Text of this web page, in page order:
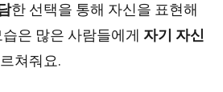
한 선택을 통해 자신을 표현해
은 많은 사람들에게 자기 자신
쳐줘요.